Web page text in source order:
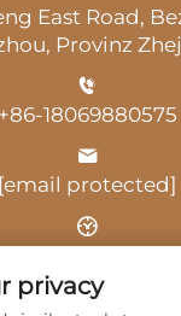
East Road,
Provinz
+86-18069880575
[email protected]
privacy